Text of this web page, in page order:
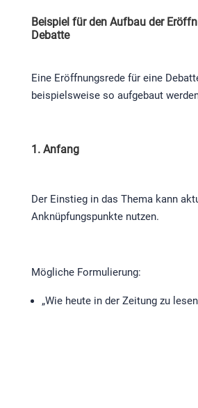
Beispiel für den Aufbau der
Debatte
Eine Eröffnungsrede für eine
beispielsweise so aufgebaut
1. Anfang
Der Einstieg in das Thema kann
Anknüpfungspunkte nutzen.
Mögliche Formulierung:
„Wie heute in der Zeitung zu